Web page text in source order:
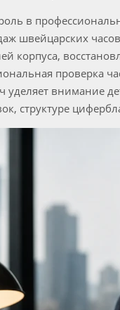
в
швейцарских
корпуса,
проверка
уделяет внимание
структуре